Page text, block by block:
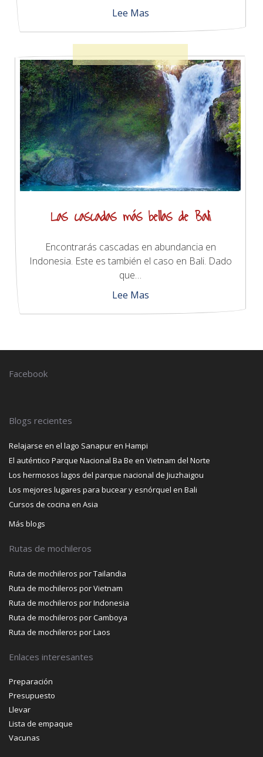
Lee Mas
Las cascadas más bellas de Bali
Encontrarás cascadas en abundancia en
Indonesia. Este es también el caso en Bali. Dado
que…
Lee Mas
Facebook
Blogs recientes
Relajarse en el lago Sanapur en Hampi
El auténtico Parque Nacional Ba Be en Vietnam del Norte
Los hermosos lagos del parque nacional de Jiuzhaigou
Los mejores lugares para bucear y esnórquel en Bali
Cursos de cocina en Asia
Más blogs
Rutas de mochileros
Ruta de mochileros por Tailandia
Ruta de mochileros por Vietnam
Ruta de mochileros por Indonesia
Ruta de mochileros por Camboya
Ruta de mochileros por Laos
Enlaces interesantes
Preparación
Presupuesto
Llevar
Lista de empaque
Vacunas